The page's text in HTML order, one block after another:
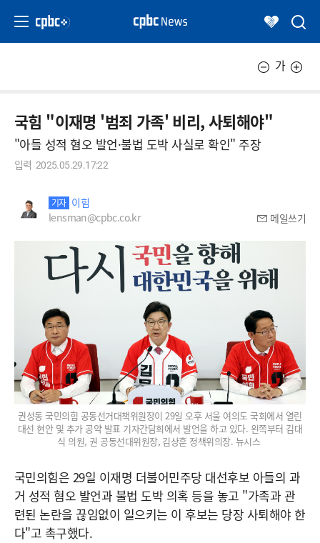
가
국힘 "이재명 '범죄 가족' 비리, 사퇴해야"
"아들 성적 혐오 발언·불법 도박 사실로 확인" 주장
입력 2025.05.29.17:22
기자 이힘
lensman@cpbc.co.kr
메일쓰기
권성동 국민의힘 공동선거대책위원장이 29일 오후 서울 여의도 국회에서 열린
대선 현안 및 추가 공약 발표 기자간담회에서 발언을 하고 있다. 왼쪽부터 김대
식 의원, 권 공동선대위원장, 김상훈 정책위의장. 뉴시스
국민의힘은 29일 이재명 더불어민주당 대선후보 아들의 과
거 성적 혐오 발언과 불법 도박 의혹 등을 놓고 "가족과 관
련된 논란을 끊임없이 일으키는 이 후보는 당장 사퇴해야 한
다"고 촉구했다.